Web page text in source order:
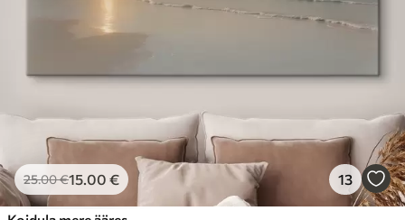
25.00€15.00 € 13